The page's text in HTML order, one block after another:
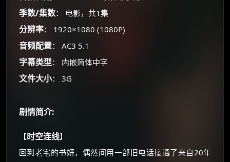
季数/集数： 电影，共1集
分辨率： 1920×1080 (1080P)
音频配置： AC3 5.1
字幕类型： 内嵌简体中字
文件大小： 3G
剧情简介:
【时空连线】
回到老宅的书妍，偶然间用一部旧电话接通了来自20年
🧧 福利领取站
如夸克12个月送14天 最低75元！